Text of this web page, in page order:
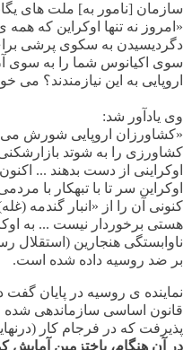
سازمان [نامور به] ملت های
«امروز نه تنها اوکراین که همه ی
دگردیسیدن به سکوی پرشی
سوی اکیانوس شما را به سوی
اروپایی به این نیازمندند؟
وی یادآور شد:
«کشاورزان اروپایی شورش
کشاورزی را به شوتد
اوکراینی از دست بدهند ...
اوکراین سر تا با تبهکار با
کنونی آن را از «انبار گندمه
هستی برخوردار نیست ... به
ناوابستگی هنجارین
بر ضد روسیه داده شده است.
قانون اساسی سازماندهی شده
پذیرفت که در فرجام کار
در آن هنگام، باختزمین آمایش